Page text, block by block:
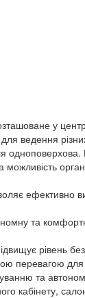
у
ведення
ефективно
та
рівень
перевагою
та
кабінету,